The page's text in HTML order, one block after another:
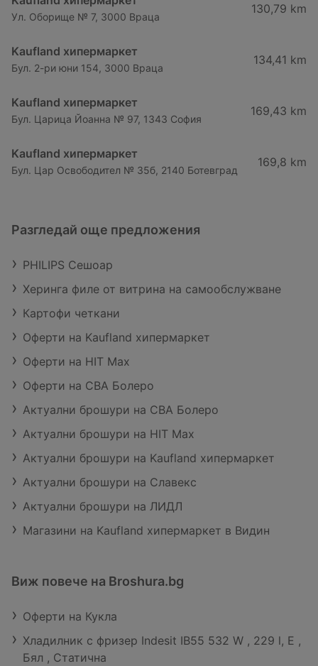
Ул. Оборище № 7, 3000 Враца
130,79 km
Kaufland хипермаркет
Бул. 2-ри юни 154, 3000 Враца
134,41 km
Kaufland хипермаркет
Бул. Царица Йоанна № 97, 1343 София
169,43 km
Kaufland хипермаркет
Бул. Цар Освободител № 35б, 2140 Ботевград
169,8 km
Разгледай още предложения
PHILIPS Сешоар
Херинга филе от витрина на самообслужване
Картофи четкани
Оферти на Kaufland хипермаркет
Оферти на HIT Max
Оферти на CBA Болеро
Актуални брошури на CBA Болеро
Актуални брошури на HIT Max
Актуални брошури на Kaufland хипермаркет
Актуални брошури на Славекс
Актуални брошури на ЛИДЛ
Магазини на Kaufland хипермаркет в Видин
Виж повече на Broshura.bg
Оферти на Кукла
Хладилник с фризер Indesit IB55 532 W , 229 l, E ,
Бял , Статична